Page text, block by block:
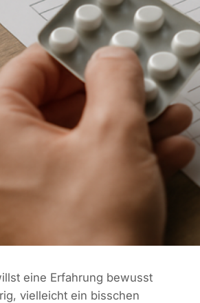
eine Erfahrung bewusst
vielleicht ein bisschen